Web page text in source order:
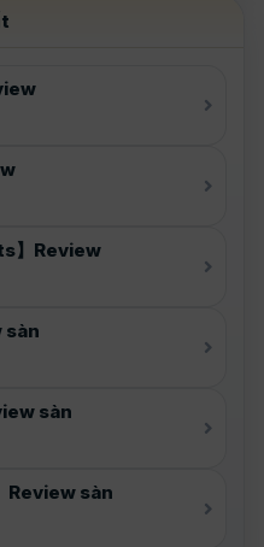
】Review
sàn
sàn
Review sàn